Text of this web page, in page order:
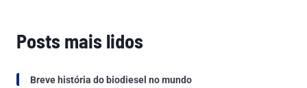
Posts mais lidos
Breve história do biodiesel no mundo